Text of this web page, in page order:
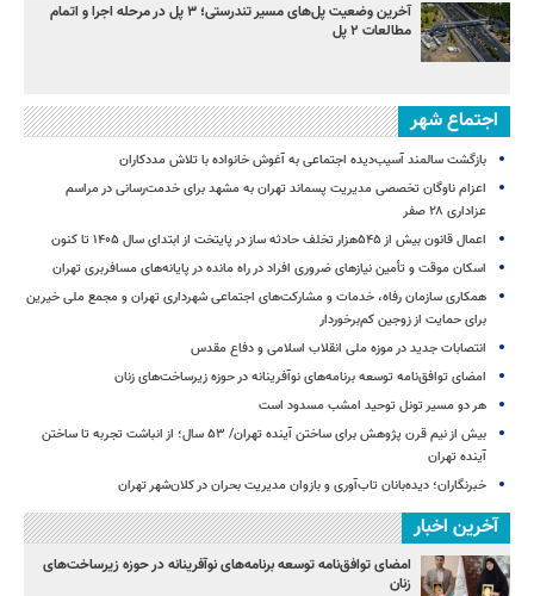
آخرین وضعیت پل‌های مسیر تندرستی؛ ۳ پل در مرحله اجرا و اتمام
مطالعات ۲ پل
اجتماع شهر
بازگشت سالمند آسیب‌دیده اجتماعی به آغوش خانواده با تلاش مددکاران
اعزام ناوگان تخصصی مدیریت پسماند تهران به مشهد برای خدمت‌رسانی در مراسم
عزاداری ۲۸ صفر
اعمال قانون بیش از ۵۴۵هزار تخلف حادثه ساز در پایتخت از ابتدای سال ۱۴۰۵ تا کنون
اسکان موقت و تأمین نیازهای ضروری افراد در راه مانده در پایانه‌های مسافربری تهران
همکاری سازمان رفاه، خدمات و مشارکت‌های اجتماعی شهرداری تهران و مجمع ملی خیرین
برای حمایت از زوجین کم‌برخوردار
انتصابات جدید در موزه ملی انقلاب اسلامی و دفاع مقدس
امضای توافق‌نامه توسعه برنامه‌های نوآفرینانه در حوزه زیرساخت‏‌های زنان
هر دو مسیر تونل توحید امشب مسدود است
بیش از نیم قرن پژوهش برای ساختن آینده تهران/ ۵۳ سال؛ از انباشت تجربه تا ساختن
آینده تهران
خبرنگاران؛ دیده‌بانان تاب‌آوری و بازوان مدیریت بحران در کلان‌شهر تهران
آخرین اخبار
امضای توافق‌نامه توسعه برنامه‌های نوآفرینانه در حوزه زیرساخت‏‌های
زنان